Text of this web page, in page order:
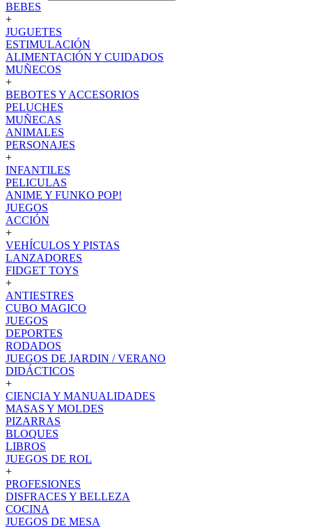
BEBES
+
JUGUETES
ESTIMULACIÓN
ALIMENTACIÓN Y CUIDADOS
MUÑECOS
+
BEBOTES Y ACCESORIOS
PELUCHES
MUÑECAS
ANIMALES
PERSONAJES
+
INFANTILES
PELICULAS
ANIME Y FUNKO POP!
JUEGOS
ACCIÓN
+
VEHÍCULOS Y PISTAS
LANZADORES
FIDGET TOYS
+
ANTIESTRES
CUBO MAGICO
JUEGOS
DEPORTES
RODADOS
JUEGOS DE JARDIN / VERANO
DIDÁCTICOS
+
CIENCIA Y MANUALIDADES
MASAS Y MOLDES
PIZARRAS
BLOQUES
LIBROS
JUEGOS DE ROL
+
PROFESIONES
DISFRACES Y BELLEZA
COCINA
JUEGOS DE MESA